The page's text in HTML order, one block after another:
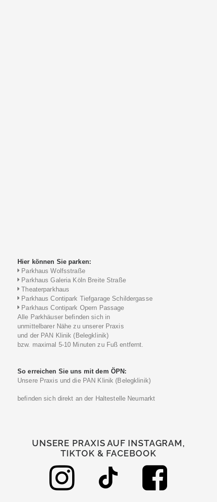
Hier können Sie parken:
Parkhaus Wolfsstraße
Parkhaus Galeria Köln Breite Straße
Theaterparkhaus
Parkhaus Contipark Tiefgarage Schildergasse
Parkhaus Contipark Opern Passage
Alle Parkhäuser befinden sich in
unmittelbarer Nähe zu unserer Praxis
und der PAN Klinik (Belegklinik)
bzw. maximal 5-10 Minuten zu Fuß entfernt.
So erreichen Sie uns mit dem ÖPN:
Unsere Praxis und die PAN Klinik (Belegklinik)
befinden sich direkt an der Haltestelle Neumarkt
UNSERE PRAXIS AUF INSTAGRAM,
TIKTOK & FACEBOOK